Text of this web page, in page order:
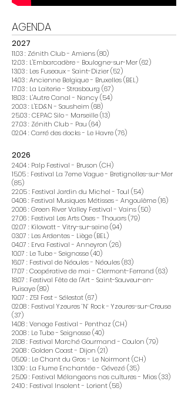
AGENDA
2027
11.03 : Zénith Club - Amiens (80)
12.03 : L'Embarcadère - Boulogne-sur-Mer (62)
13.03 : Les Fuseaux - Saint-Dizier (52)
14.03 : Ancienne Belgique - Bruxelles (BEL)
17.03 : La Laiterie - Strasbourg (67)
18.03 : L'Autre Canal - Nancy (54)
20.03 : L'ED&N - Sausheim (68)
25.03 : CEPAC Silo - Marseille (13)
27.03 : Zénith Club - Pau (64)
02.04 : Carré des docks - Le Havre (76)
2026
24.04 : Palp Festival - Bruson (CH)
15.05 : Festival La 7eme Vague - Bretignolles-sur-Mer
(85)
22.05 : Festival Jardin du Michel - Toul (54)
04.06 : Festival Musiques Métisses - Angoulême (16)
20.06 : Green River Valley Festival - Vains (50)
27.06 : Festival Les Arts Oses - Thouars (79)
02.07 : Kilowatt - Vitry-sur-seine (94)
03.07 : Les Ardentes - Liège (BEL)
04.07 : Erva Festival - Anneyron (26)
10.07 : Le Tube - Seignosse (40)
16.07 : Festival de Néoules - Néoules (83)
17.07 : Coopérative de mai - Clermont-Ferrand (63)
18.07 : Festival Fête de l'Art - Saint-Sauveur-en-
Puisaye (89)
19.07 : Z51 Fest - Sélestat (67)
02.08 : Festival Yzeures ’N’ Rock - Yzeures-sur-Creuse
(37)
14.08 : Venoge Festival - Penthaz (CH)
20.08 : Le Tube - Seignosse (40)
21.08 : Festival Marché Gourmand - Coulon (79)
29.08 : Golden Coast - Dijon (21)
05.09 : Le Chant du Gros - Le Noirmont (CH)
13.09 : La Flume Enchantée - Gévezé (35)
25.09 : Festival Mélangeons nos cultures - Mios (33)
24.10 : Festival Insolent - Lorient (56)